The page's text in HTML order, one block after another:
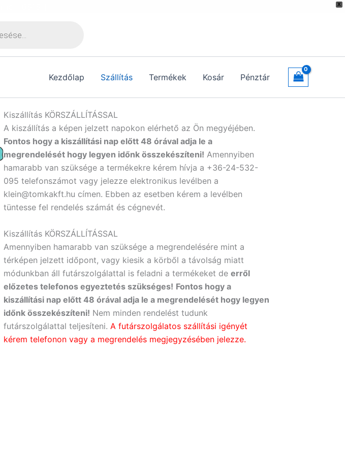
X
Kezdőlap Szállítás Termékek Kosár Pénztár
Kiszállítás KÖRSZÁLLÍTÁSSAL
A kiszállítás a képen jelzett napokon elérhető az Ön megyéjében.
Fontos hogy a kiszállítási nap előtt 48 órával adja le a
megrendelését hogy legyen időnk összekészíteni! Amennyiben
hamarabb van szüksége a termékekre kérem hívja a +36-24-532-
095 telefonszámot vagy jelezze elektronikus levélben a
klein@tomkakft.hu címen. Ebben az esetben kérem a levélben
tüntesse fel rendelés számát és cégnevét.
Kiszállítás KÖRSZÁLLÍTÁSSAL
Amennyiben hamarabb van szüksége a megrendelésére mint a
térképen jelzett időpont, vagy kiesik a körből a távolság miatt
módunkban áll futárszolgálattal is feladni a termékeket de erről
előzetes telefonos egyeztetés szükséges! Fontos hogy a
kiszállítási nap előtt 48 órával adja le a megrendelését hogy legyen
időnk összekészíteni! Nem minden rendelést tudunk
futárszolgálattal teljesíteni. A futárszolgálatos szállítási igényét
kérem telefonon vagy a megrendelés megjegyzésében jelezze.